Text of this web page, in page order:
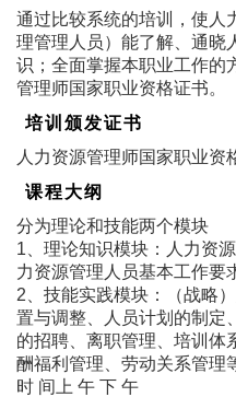
通过比较系统的培训，使人
理管理人员）能了解、通晓
识；全面掌握本职业工作的
管理师国家职业资格证书。
培训颁发证书
人力资源管理师国家职业资
课程大纲
分为理论和技能两个模块
1、理论知识模块：人力资
力资源管理人员基本工作要
2、技能实践模块：（战略
置与调整、人员计划的制定
的招聘、离职管理、培训体
酬福利管理、劳动关系管理
时 间上 午 下 午